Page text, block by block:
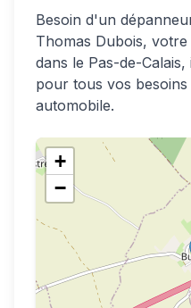
Besoin d'un
Thomas Dubois, votre
dans le Pas-de-Calais,
pour tous vos besoins
automobile.
+
−